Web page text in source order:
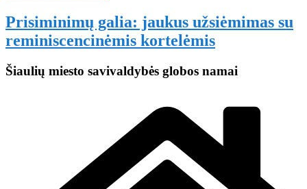
Prisiminimų galia: jaukus užsiėmimas su
reminiscencinėmis kortelėmis
Šiaulių miesto savivaldybės globos namai